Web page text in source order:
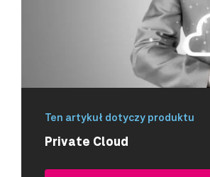
Ten artykuł dotyczy produktu
Private Cloud